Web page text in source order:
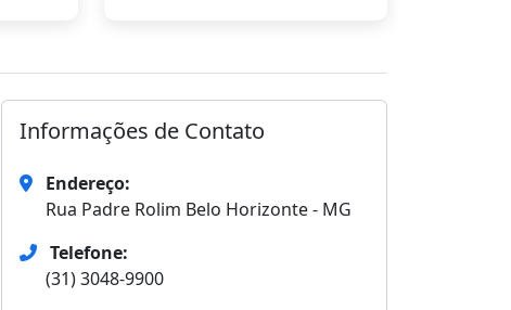
Informações de Contato
Endereço:
Rua Padre Rolim Belo Horizonte - MG
Telefone:
(31) 3048-9900